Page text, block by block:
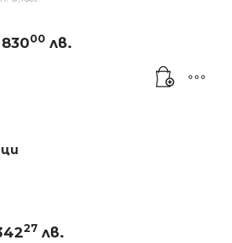
00 лв.
27 лв.